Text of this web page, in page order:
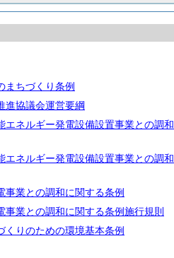
まちづくり条例
進協議会運営要綱
エネルギー発電設備設置事業との調和
エネルギー発電設備設置事業との調和
事業との調和に関する条例
業との調和に関する条例施行規則
くりのための環境基本条例